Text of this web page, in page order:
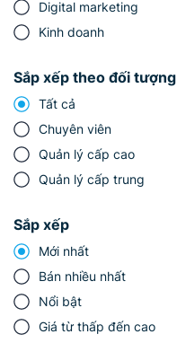
Digital marketing
Kinh doanh
Sắp xếp theo đối tượng
Tất cả
Chuyên viên
Quản lý cấp cao
Quản lý cấp trung
Sắp xếp
Mới nhất
Bán nhiều nhất
Nổi bật
Giá từ thấp đến cao